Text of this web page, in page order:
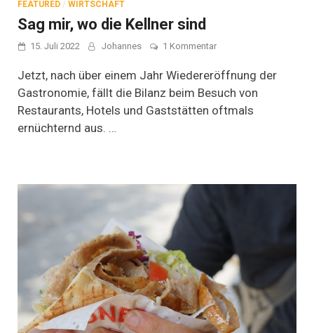
FEATURED / WIRTSCHAFT
Sag mir, wo die Kellner sind
15. Juli 2022 Johannes 1 Kommentarzu
mir,
die
Kellner
Jetzt, nach über einem Jahr Wiedereröffnung der
Gastronomie, fällt die Bilanz beim Besuch von
Restaurants, Hotels und Gaststätten oftmals
ernüchternd aus. …